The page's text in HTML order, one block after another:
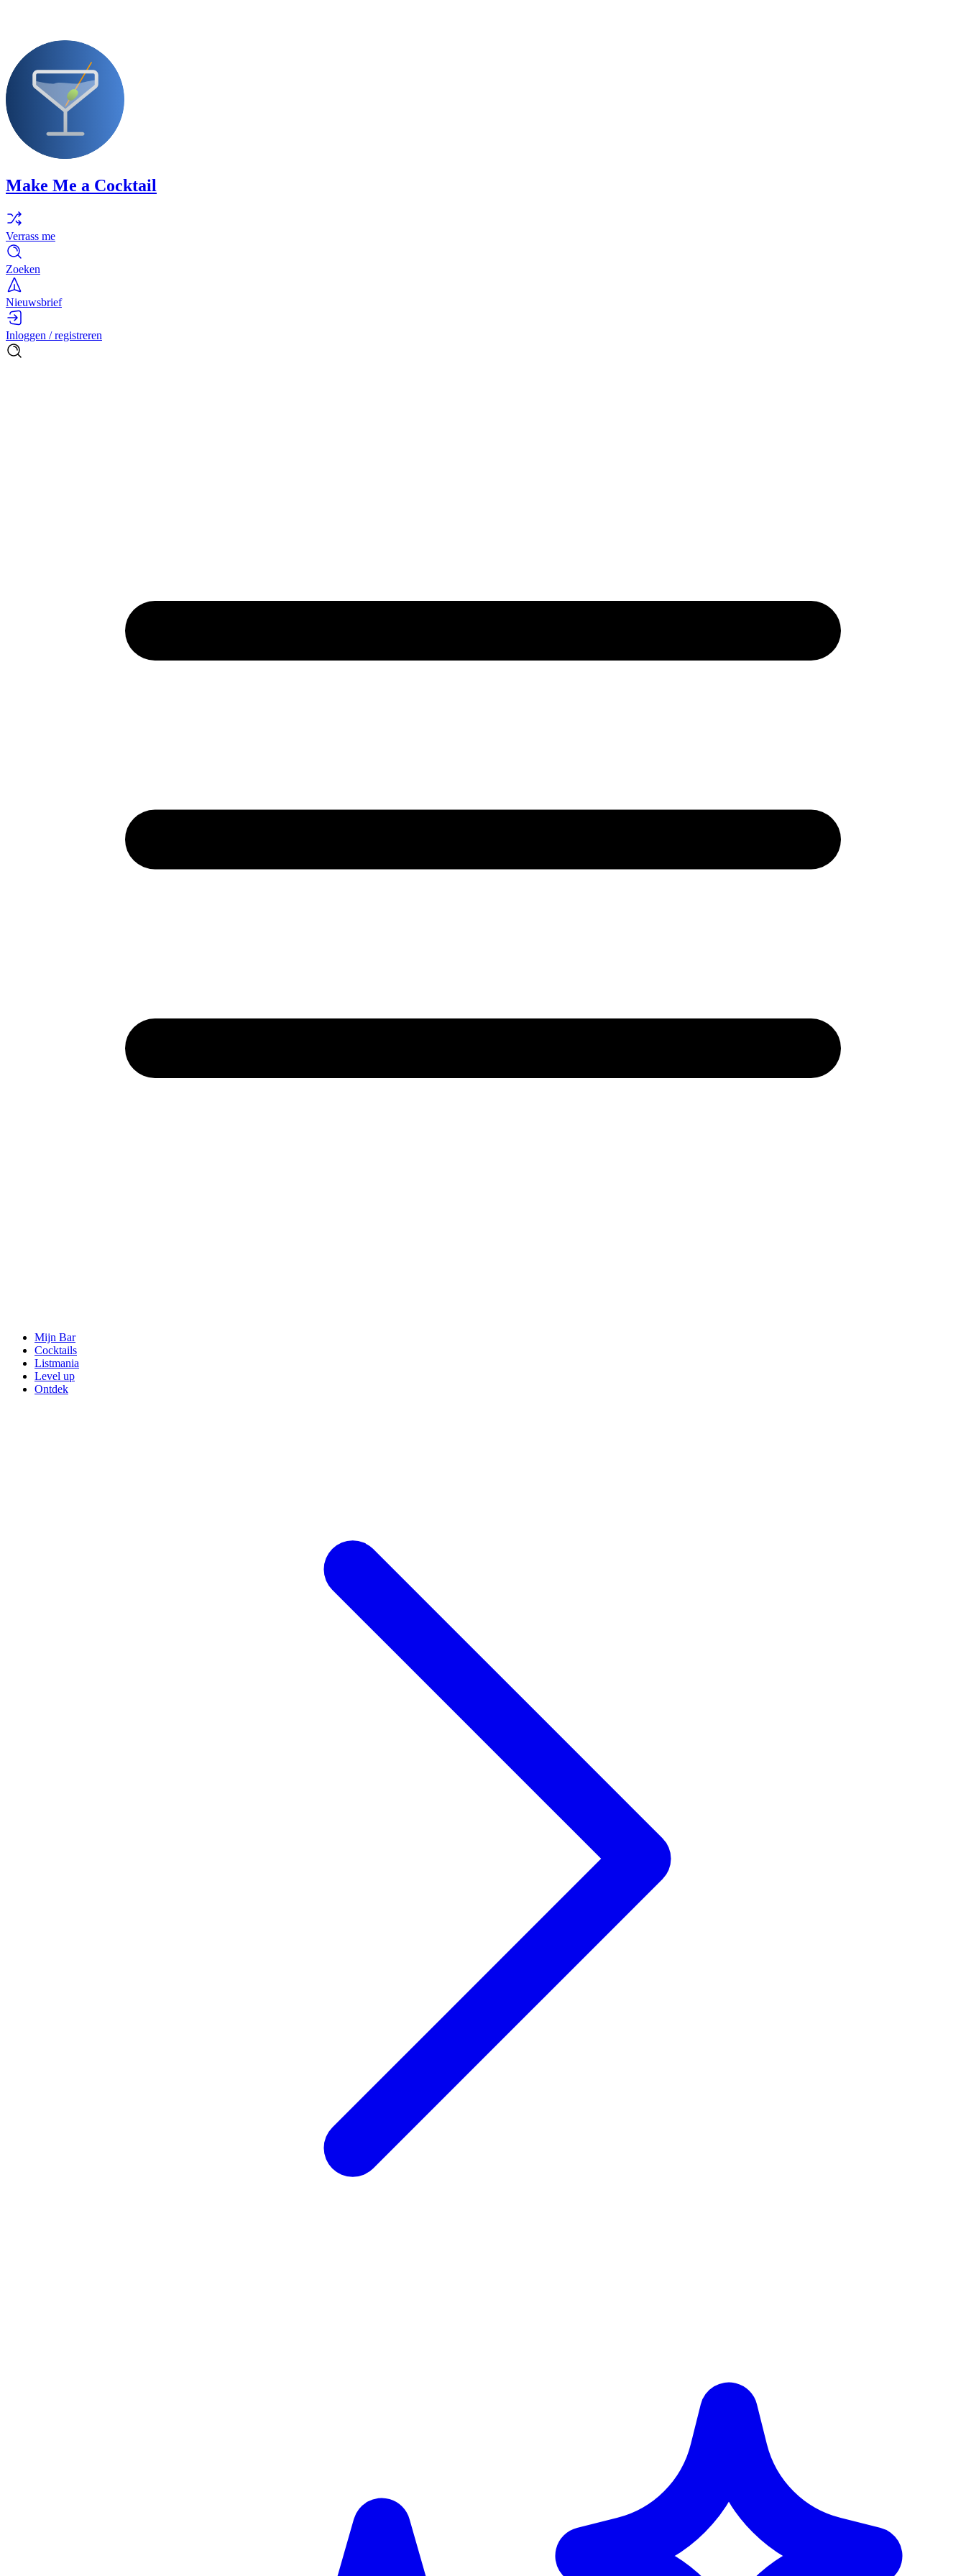
Make Me a Cocktail
Verrass me
Zoeken
Nieuwsbrief
Inloggen / registreren
Mijn Bar
Cocktails
Listmania
Level up
Ontdek